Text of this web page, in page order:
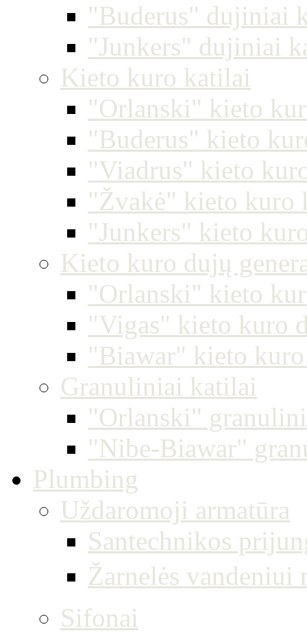
"Buderus" dujiniai
"Junkers" dujiniai
Kieto kuro katilai
"Orlanski" kieto
"Buderus" kieto
"Viadrus" kieto
"Žvakė" kieto kuro
"Junkers" kieto
Kieto kuro dujų
"Orlanski" kieto
"Vigas" kieto kuro
"Biawar" kieto
Granuliniai katilai
"Orlanski"
"Nibe-Biawar"
Plumbing
Uždaromoji armatūra
Santechnikos
Žarnelės
Sifonai